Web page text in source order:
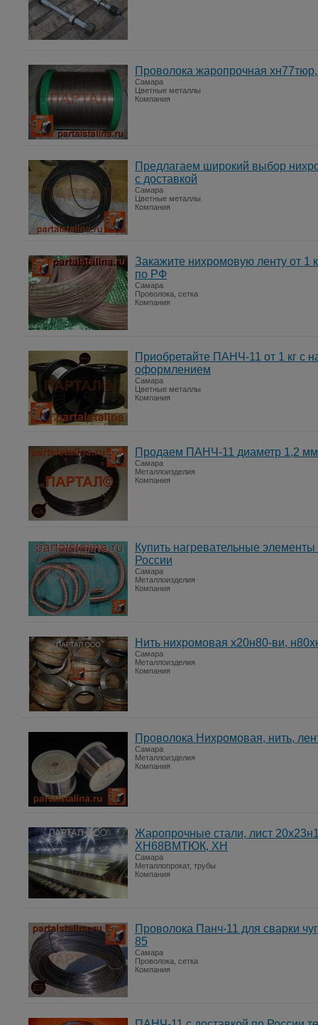
Проволока жаропрочная
Самара
Цветные металлы
Компания
Предлагаем широкий выбор
с доставкой
Самара
Цветные металлы
Компания
Закажите нихромовую ленту от
по РФ
Самара
Проволока, сетка
Компания
Приобретайте ПАНЧ-11 от 1 кг с
оформлением
Самара
Цветные металлы
Компания
Продаем ПАНЧ-11 диаметр 1,2
Самара
Металлоизделия
Компания
Купить нагревательные
России
Самара
Металлоизделия
Компания
Нить нихромовая х20н80-ви,
Самара
Металлоизделия
Компания
Проволока Нихромовая, нить,
Самара
Металлоизделия
Компания
Жаропрочные стали, лист
ХН68ВМТЮК, ХН
Самара
Металлопрокат, трубы
Компания
Проволока Панч-11 для сварки
85
Самара
Проволока, сетка
Компания